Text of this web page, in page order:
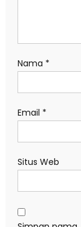
Nama *
Email *
Situs Web